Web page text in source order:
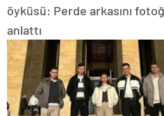
öyküsü: Perde arkasını
anlattı